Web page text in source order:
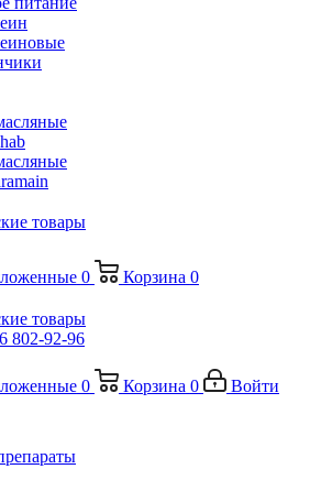
товары
0 Корзина 0
товары
802-92-96
0 Корзина 0 Войти